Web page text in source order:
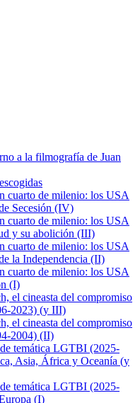
a la filmografía de Juan
cuarto de milenio: los USA
Secesión (IV)
cuarto de milenio: los USA
y su abolición (III)
cuarto de milenio: los USA
la Independencia (II)
cuarto de milenio: los USA
(I)
el cineasta del compromiso
2023) (y III)
el cineasta del compromiso
2004) (II)
temática LGTBI (2025-
Asia, África y Oceanía (y
temática LGTBI (2025-
(I)